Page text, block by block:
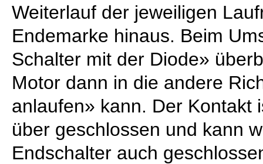
Weiterlauf der jeweiligen
Endemarke hinaus. Beim
Schalter mit der Diode»
Motor dann in die andere
anlaufen» kann. Der Kontakt
über geschlossen und kann
Endschalter auch